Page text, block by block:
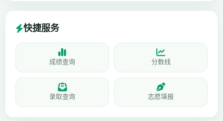
快捷服务
成绩查询 分数线
录取查询 志愿填报